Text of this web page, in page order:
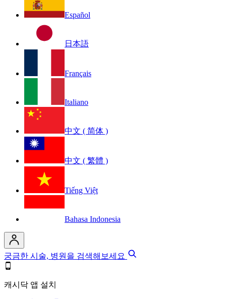
Español
日本語
Français
Italiano
中文 ( 简体 )
中文 ( 繁體 )
Tiếng Việt
Bahasa Indonesia
궁금한 시술, 병원을 검색해보세요
캐시닥 앱 설치